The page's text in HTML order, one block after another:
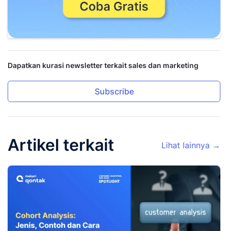
Dapatkan kurasi newsletter terkait sales dan marketing
Subscribe
Artikel terkait Lihat lainnya →